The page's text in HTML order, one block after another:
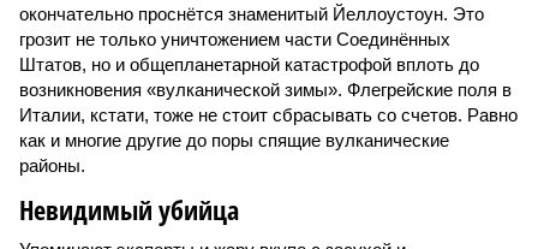
окончательно проснётся знаменитый Йеллоустоун. Это
грозит не только уничтожением части Соединённых
Штатов, но и общепланетарной катастрофой вплоть до
возникновения «вулканической зимы». Флегрейские поля в
Италии, кстати, тоже не стоит сбрасывать со счетов. Равно
как и многие другие до поры спящие вулканические
районы.
Невидимый убийца